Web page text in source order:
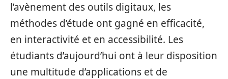
l’avènement des outils digitaux, les
méthodes d’étude ont gagné en efficacité,
en interactivité et en accessibilité. Les
étudiants d’aujourd’hui ont à leur disposition
une multitude d’applications et de